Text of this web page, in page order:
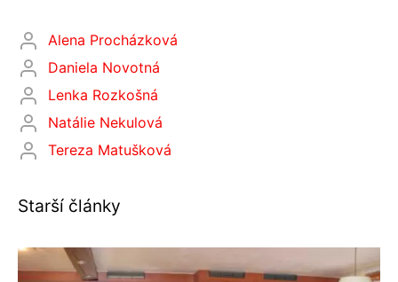
Alena Procházková
Daniela Novotná
Lenka Rozkošná
Natálie Nekulová
Tereza Matušková
Starší články